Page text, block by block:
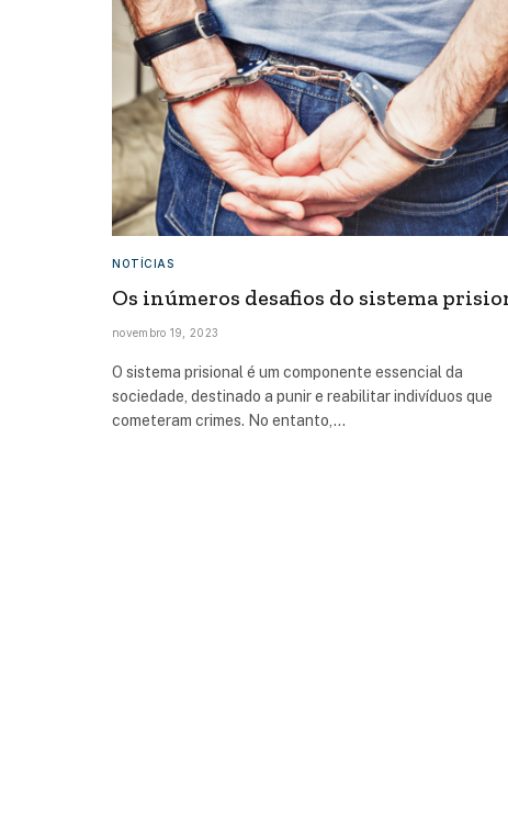
NOTÍCIAS
Os inúmeros desafios do sistema
novembro 19, 2023
O sistema prisional é um componente essencial da
sociedade, destinado a punir e reabilitar indivíduos que
cometeram crimes. No entanto,…